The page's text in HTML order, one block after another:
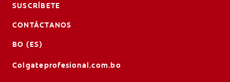
SUSCRÍBETE
CONTÁCTANOS
BO (ES)
Colgateprofesional.com.bo